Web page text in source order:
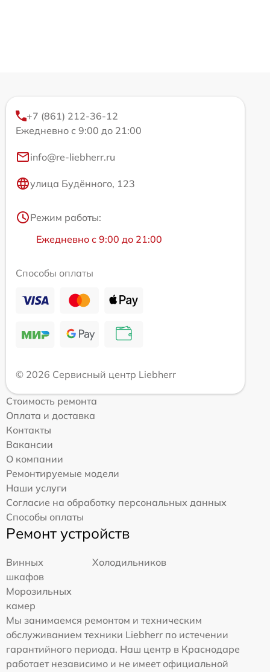
+7 (861) 212-36-12
Ежедневно с 9:00 до 21:00
info@re-liebherr.ru
улица Будённого, 123
Режим работы:
Ежедневно с 9:00 до 21:00
Способы оплаты
© 2026 Сервисный центр Liebherr
Стоимость ремонта
Оплата и доставка
Контакты
Вакансии
О компании
Ремонтируемые модели
Наши услуги
Согласие на обработку персональных данных
Способы оплаты
Ремонт устройств
Винных
шкафов
Холодильников
Морозильных
камер
Мы занимаемся ремонтом и техническим
обслуживанием техники Liebherr по истечении
гарантийного периода. Наш центр в Краснодаре
работает независимо и не имеет официальной